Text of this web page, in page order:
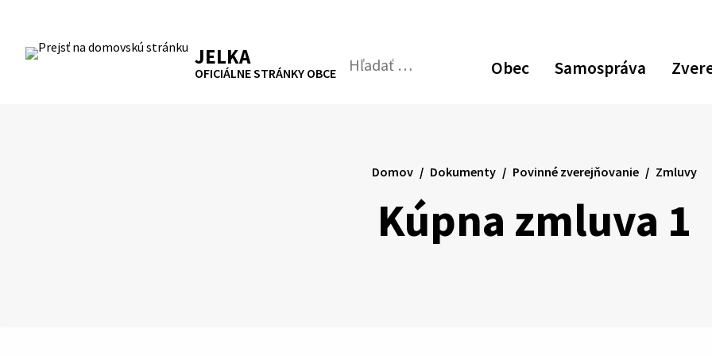
obsah
RSS Mapa Tlačiť
JELKA
OFICIÁLNE STRÁNKY OBCE Obec Samospráva
Hľadať:
Odoslať
Kúpna zmluva 1
Domov Dokumenty Povinné zverejňovanie Zmluvy